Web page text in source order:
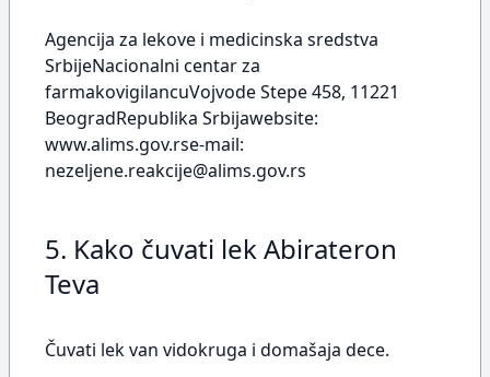
Agencija za lekove i medicinska sredstva
SrbijeNacionalni centar za
farmakovigilancuVojvode Stepe 458, 11221
BeogradRepublika Srbijawebsite:
www.alims.gov.rse-mail:
nezeljene.reakcije@alims.gov.rs
5. Kako čuvati lek Abirateron
Teva
Čuvati lek van vidokruga i domašaja dece.